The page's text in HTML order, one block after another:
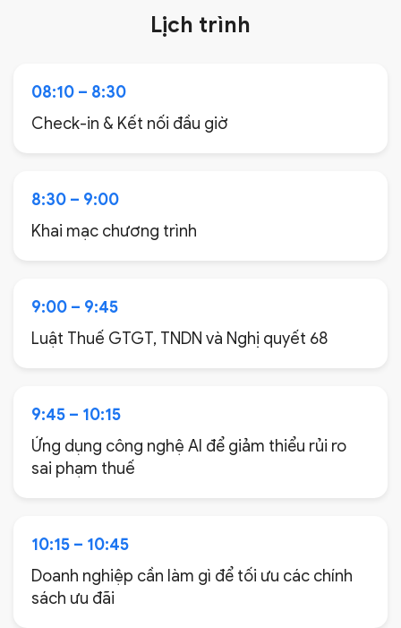
Lịch trình
08:10 – 8:30
Check-in & Kết nối đầu giờ
8:30 – 9:00
Khai mạc chương trình
9:00 – 9:45
Luật Thuế GTGT, TNDN và Nghị quyết 68
9:45 – 10:15
Ứng dụng công nghệ AI để giảm thiểu rủi ro
sai phạm thuế
10:15 – 10:45
Doanh nghiệp cần làm gì để tối ưu các chính
sách ưu đãi